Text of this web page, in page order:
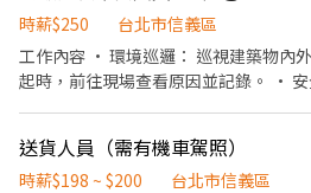
時薪$250
台北市信義區
工作內容 • 環境巡邏： 巡視建築物內外 • 警報處理： 當警報器響
起時，前往現場查看原因並記錄。 • 安全管制： 維護人員與財產安
警告。 兼職打工！詳談。
送貨人員（需有機車駕照）
時薪$198 ~ $200
台北市信義區